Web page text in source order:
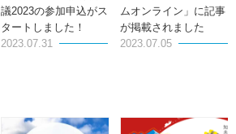
議2023の参加申込がス
タートしました！
2023.07.31
ムオンライン」に記事
が掲載されました
2023.07.05